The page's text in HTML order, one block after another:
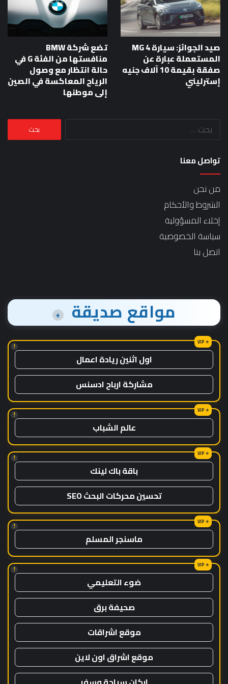
صيد الجوائز: سيارة MG 4
المستعملة عبارة عن
صفقة بقيمة 10 آلاف جنيه
إسترليني
تضع شركة BMW
منافستها من الفئة G في
حالة انتظار مع وصول
الرياح المعاكسة في الصين
إلى موطنها
البحث
تواصل معنا
من نحن
الشروط والأحكام
إخلاء المسؤولية
سياسة الخصوصية
اتصل بنا
مواقع صديقة +
!
اول اثنين ريادة اعمال
مشاركة ارباح ادسنس
!
عالم الشباب
!
باقة باك لينك
تحسين محركات البحث SEO
!
ماسنجر المسلم
!
ضوء التعليمي
صحيفة برق
موقع اشراقات
موقع اشراق اون لاين